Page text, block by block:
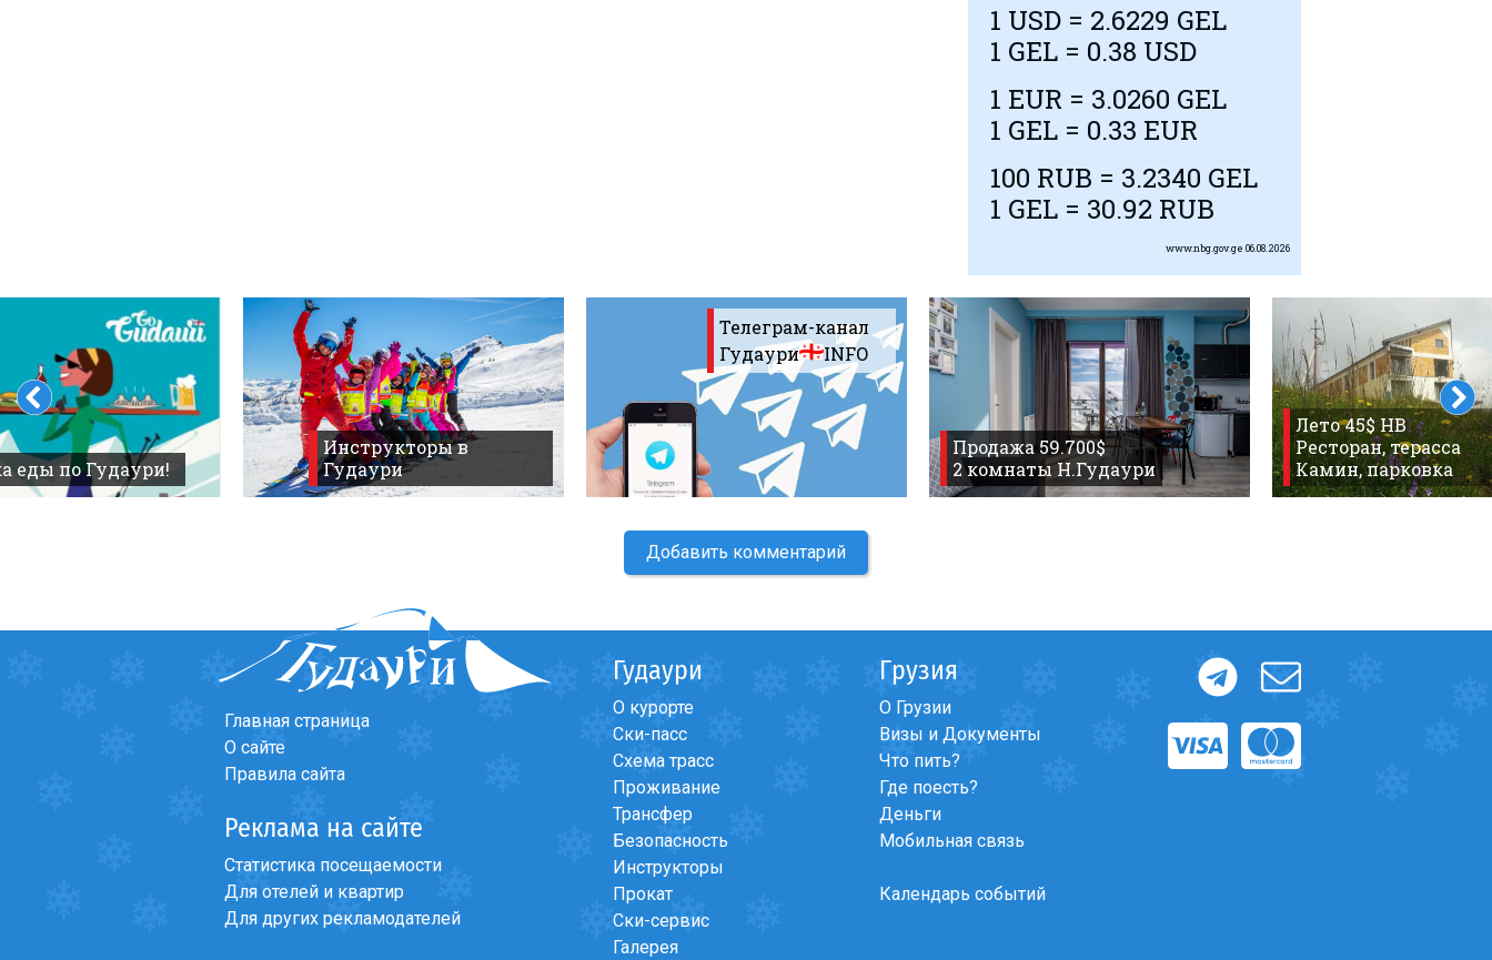
1 USD = 2.6229 GEL
1 GEL = 0.38 USD
1 EUR = 3.0260 GEL
1 GEL = 0.33 EUR
100 RUB = 3.2340 GEL
1 GEL = 30.92 RUB
www.nbg.gov.ge 06.08.2026
еды по Гудаури!
Инструкторы в
Гудаури
Телеграм-канал
Гудаури
INFO
Продажа 59.700$
2 комнаты Н.Гудаури
Лето 45$ HB
Ресторан, терасса
Камин, парковка
Добавить комментарий
Главная страница
О сайте
Правила сайта
Реклама на сайте
Статистика посещаемости
Для отелей и квартир
Для других рекламодателей
Гудаури
О курорте
Ски-пасс
Схема трасс
Проживание
Трансфер
Безопасность
Инструкторы
Прокат
Ски-сервис
Галерея
Грузия
О Грузии
Визы и Документы
Что пить?
Где поесть?
Деньги
Мобильная связь
Календарь событий